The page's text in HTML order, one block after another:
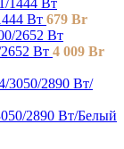
Вт 679 Br
Вт 4 009 Br
2890 Вт/Белый